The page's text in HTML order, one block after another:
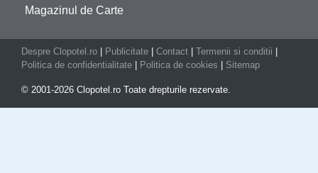
Magazinul de Carte
Despre Clopotel.ro Publicitate Contact Termenii si conditii
Politica de confidentialitate
Politica de cookies Sitemap
© 2001-2026 Clopotel.ro Toate drepturile rezervate.